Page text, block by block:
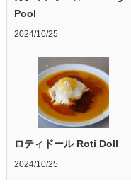
Pool
2024/10/25
ロティドール Roti Doll
2024/10/25